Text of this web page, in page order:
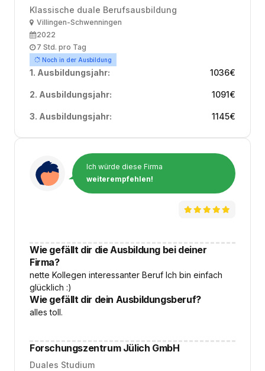
Klassische duale Berufsausbildung
OrtVillingen-Schwenningen
Ausbildungsbeginn
2022
Arbeitszeit
7 Std. pro Tag
Noch in der Ausbildung
1. Ausbildungsjahr: 1036€
2. Ausbildungsjahr: 1091€
3. Ausbildungsjahr: 1145€
Ich würde diese Firma
weiterempfehlen!
Wie gefällt dir die Ausbildung bei deiner
Firma?
nette Kollegen interessanter Beruf Ich bin einfach
glücklich :)
Wie gefällt dir dein Ausbildungsberuf?
alles toll.
Forschungszentrum Jülich GmbH
Duales Studium